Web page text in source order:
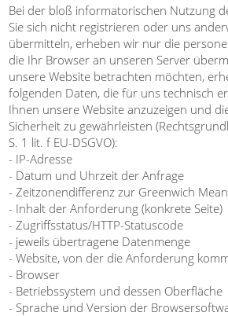
Bei der bloß informatorischen Nutzung
Sie sich nicht registrieren oder uns
übermitteln, erheben wir nur die
die Ihr Browser an unseren Server
unsere Website betrachten möchten,
folgenden Daten, die für uns technisch
Ihnen unsere Website anzuzeigen und
Sicherheit zu gewährleisten
S. 1 lit. f EU-DSGVO):
- IP-Adresse
- Datum und Uhrzeit der Anfrage
- Zeitzonendifferenz zur Greenwich
- Inhalt der Anforderung (konkrete Seite)
- Zugriffsstatus/HTTP-Statuscode
- jeweils übertragene Datenmenge
- Website, von der die Anforderung
- Browser
- Betriebssystem und dessen Oberfläche
- Sprache und Version der